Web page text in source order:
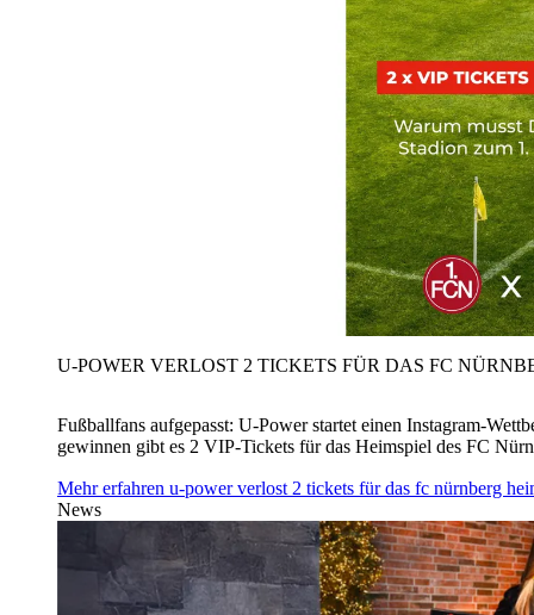
U‑POWER VERLOST 2 TICKETS FÜR DAS FC
Fußballfans aufgepasst: U‑Power startet einen Instagram-
gewinnen gibt es 2 VIP-Tickets für das Heimspiel des FC
Mehr erfahren u‑power verlost 2 tickets für das fc nürnberg
News